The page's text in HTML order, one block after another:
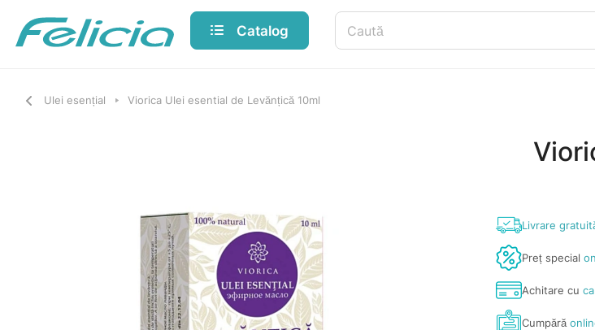
Catalog
Ulei esențial Viorica Ulei esential de Levănțică 10ml
Livrare
Preț special
Achitare cu
Cumpără